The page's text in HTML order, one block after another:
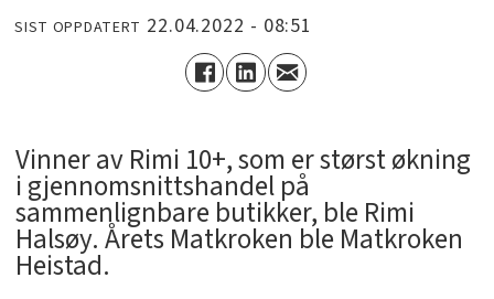
SIST OPPDATERT 22.04.2022 - 08:51
Vinner av Rimi 10+, som er størst økning
i gjennomsnittshandel på
sammenlignbare butikker, ble Rimi
Halsøy. Årets Matkroken ble Matkroken
Heistad.